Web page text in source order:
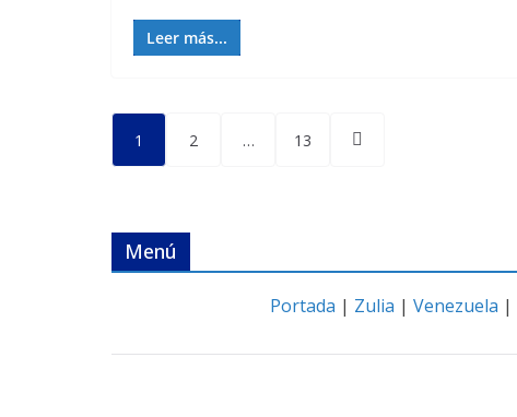
Leer más...
Posts
pagination
1 2 … 13
Menú
Portada | Zulia | Venezuela |